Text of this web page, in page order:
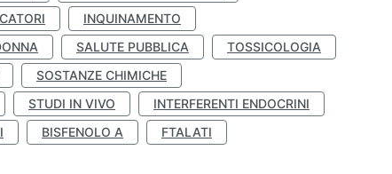
INQUINAMENTO
SALUTE PUBBLICA
TOSSICOLOGIA
SOSTANZE CHIMICHE
STUDI IN VIVO
INTERFERENTI ENDOCRINI
BISFENOLO A
FTALATI